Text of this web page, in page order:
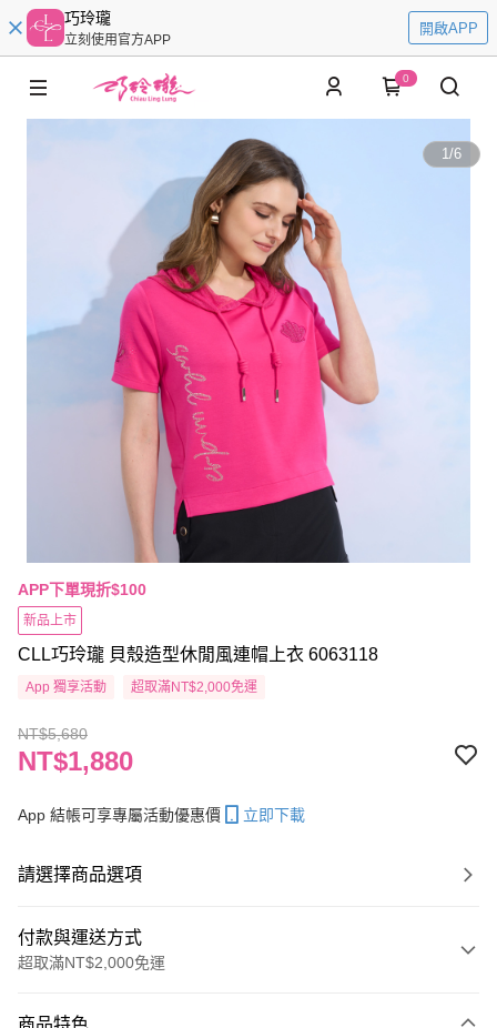
巧玲瓏
立刻使用官方APP
開啟APP
0
1/6
APP下單現折$100
新品上市
CLL巧玲瓏 貝殼造型休閒風連帽上衣 6063118
App 獨享活動 超取滿NT$2,000免運
NT$5,680
NT$1,880
App 結帳可享專屬活動優惠價 立即下載
請選擇商品選項
付款與運送方式
超取滿NT$2,000免運
商品特色